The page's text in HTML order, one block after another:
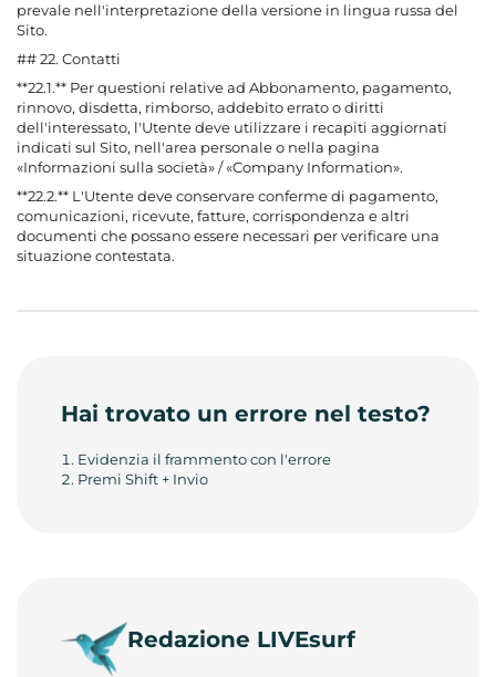
prevale nell'interpretazione della versione in lingua russa del
Sito.
## 22. Contatti
**22.1.** Per questioni relative ad Abbonamento, pagamento,
rinnovo, disdetta, rimborso, addebito errato o diritti
dell'interessato, l'Utente deve utilizzare i recapiti aggiornati
indicati sul Sito, nell'area personale o nella pagina
«Informazioni sulla società» / «Company Information».
**22.2.** L'Utente deve conservare conferme di pagamento,
comunicazioni, ricevute, fatture, corrispondenza e altri
documenti che possano essere necessari per verificare una
situazione contestata.
Hai trovato un errore nel testo?
Evidenzia il frammento con l'errore
Premi Shift + Invio
Redazione LIVEsurf